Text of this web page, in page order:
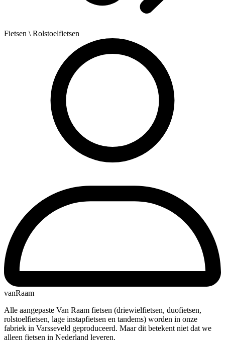
Fietsen \ Rolstoelfietsen
vanRaam
Alle aangepaste Van Raam fietsen (driewielfietsen, duofietsen,
rolstoelfietsen, lage instapfietsen en tandems) worden in onze
fabriek in Varsseveld geproduceerd. Maar dit betekent niet dat we
alleen fietsen in Nederland leveren.